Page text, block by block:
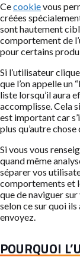
Cecookievous
créées
sont hautement
comportement de
pour certains
Si l’utilisateur
que l’on appelle un
liste lorsqu’il aura
accomplisse. Cela
est important car
plus qu’autre
Si vous vous
quand même
séparer vos
comportements et
que de naviguer
selon ce sur quoi
envoyez.
POURQUOI